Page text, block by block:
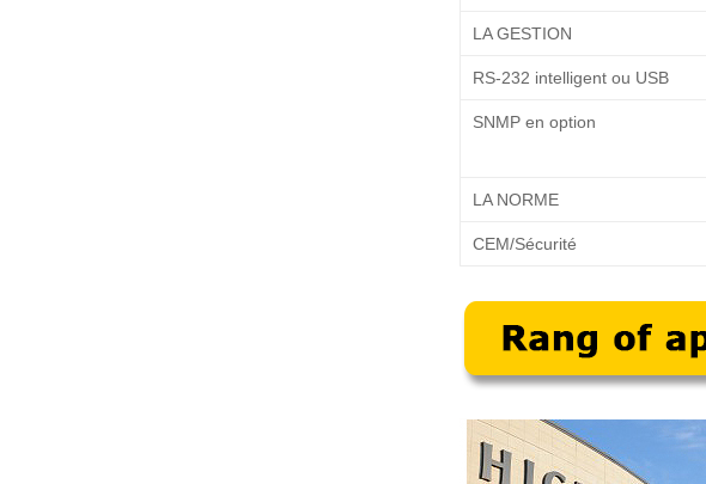
LA GESTION
RS-232 intelligent ou USB
SNMP en option
LA NORME
CEM/Sécurité